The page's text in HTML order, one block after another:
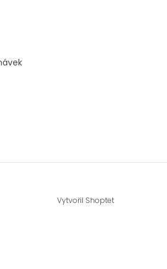
Vytvořil Shoptet